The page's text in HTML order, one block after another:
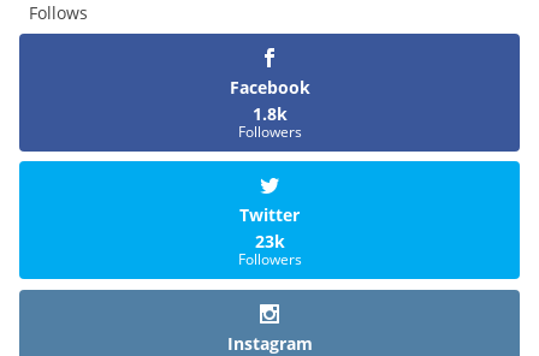
Follows
Facebook
1.8k
Followers
Twitter
23k
Followers
Instagram